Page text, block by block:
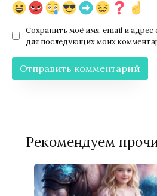
Сохранить моё имя, email и адрес
для последующих моих
Рекомендуем